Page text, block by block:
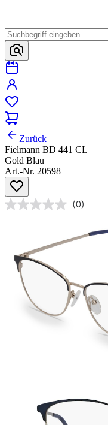
Zurück
Fielmann BD 441 CL
Gold Blau
Art.-Nr. 20598
(0)